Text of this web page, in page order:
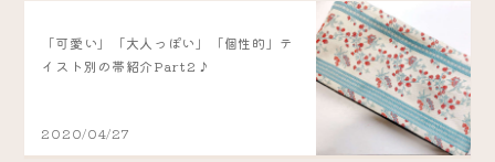
「可愛い」「大人っぽい」「個性的」テ
イスト別の帯紹介Part2♪
2020/04/27